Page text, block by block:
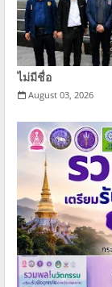
ไม่มีชื่อ
August 03, 2026